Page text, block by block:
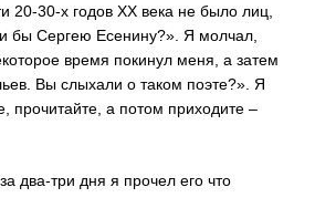
20-30-х годов XX века не было лиц,
бы Сергею Есенину?». Я молчал,
время покинул меня, а затем
Вы слыхали о таком поэте?». Я
прочитайте, а потом приходите –
два-три дня я прочел его что